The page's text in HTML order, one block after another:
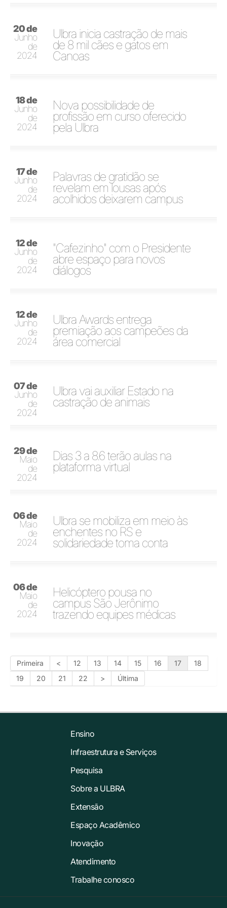
20 de
Junho
de
2024
Ulbra inicia castração de mais
de 8 mil cães e gatos em
Canoas
18 de
Junho
de
2024
Nova possibilidade de
profissão em curso oferecido
pela Ulbra
17 de
Junho
de
2024
Palavras de gratidão se
revelam em lousas após
acolhidos deixarem campus
12 de
Junho
de
2024
"Cafezinho" com o Presidente
abre espaço para novos
diálogos
12 de
Junho
de
2024
Ulbra Awards entrega
premiação aos campeões da
área comercial
07 de
Junho
de
2024
Ulbra vai auxiliar Estado na
castração de animais
29 de
Maio
de
2024
Dias 3 a 8.6 terão aulas na
plataforma virtual
06 de
Maio
de
2024
Ulbra se mobiliza em meio às
enchentes no RS e
solidariedade toma conta
06 de
Maio
de
2024
Helicóptero pousa no
campus São Jerônimo
trazendo equipes médicas
Primeira < 12 13 14 15 16 17
18
19
20 21 22 > Última
Ensino
Infraestrutura e Serviços
Pesquisa
Sobre a ULBRA
Extensão
Espaço Acadêmico
Inovação
Atendimento
Trabalhe conosco